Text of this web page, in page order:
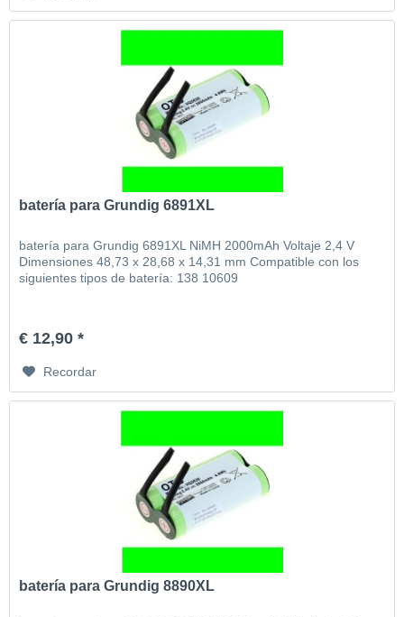
batería para Grundig 6891XL
batería para Grundig 6891XL NiMH 2000mAh Voltaje 2,4 V
Dimensiones 48,73 x 28,68 x 14,31 mm Compatible con los
siguientes tipos de batería: 138 10609
€ 12,90 *
Recordar
batería para Grundig 8890XL